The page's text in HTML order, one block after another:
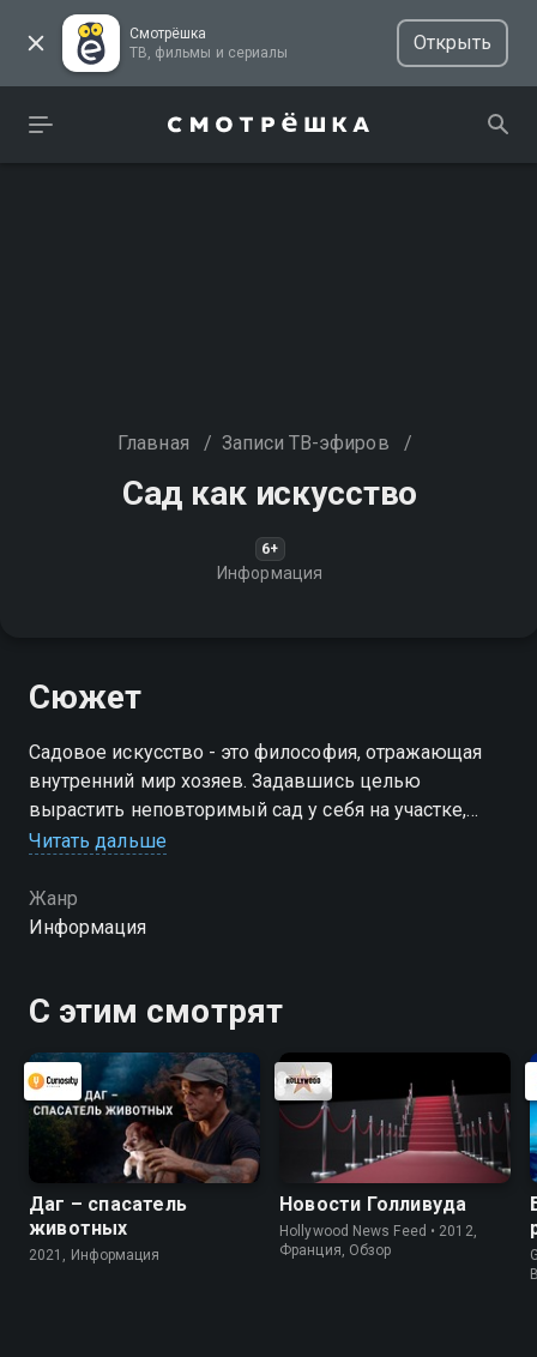
Смотрёшка
ТВ, фильмы и сериалы
Открыть
Главная / Записи ТВ-эфиров /
Сад как искусство
6+
Информация
Сюжет
Садовое искусство - это философия, отражающая
внутренний мир хозяев. Задавшись целью
вырастить неповторимый сад у себя на участке,
человек становится творцом
Читать дальше
Жанр
Информация
С этим смотрят
Даг – спасатель
животных
2021, Информация
Новости Голливуда
Hollywood News Feed • 2012,
Франция, Обзор